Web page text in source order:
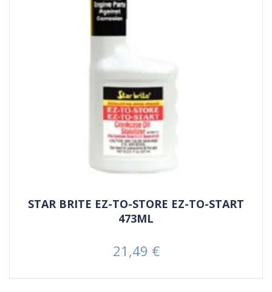
STAR BRITE EZ-TO-STORE EZ-TO-START
473ML
Prezzo
21,49 €